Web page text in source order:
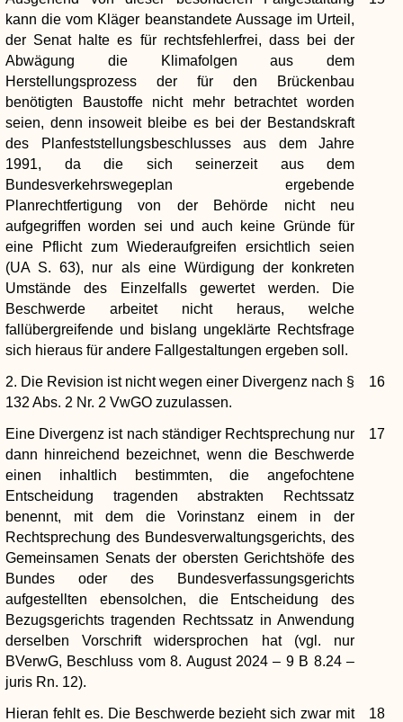
kann die vom Kläger beanstandete Aussage im Urteil,
der Senat halte es für rechtsfehlerfrei, dass bei der
Abwägung die Klimafolgen aus dem
Herstellungsprozess der für den Brückenbau
benötigten Baustoffe nicht mehr betrachtet worden
seien, denn insoweit bleibe es bei der Bestandskraft
des Planfeststellungsbeschlusses aus dem Jahre
1991, da die sich seinerzeit aus dem
Bundesverkehrswegeplan ergebende
Planrechtfertigung von der Behörde nicht neu
aufgegriffen worden sei und auch keine Gründe für
eine Pflicht zum Wiederaufgreifen ersichtlich seien
(UA S. 63), nur als eine Würdigung der konkreten
Umstände des Einzelfalls gewertet werden. Die
Beschwerde arbeitet nicht heraus, welche
fallübergreifende und bislang ungeklärte Rechtsfrage
sich hieraus für andere Fallgestaltungen ergeben soll.
16
2. Die Revision ist nicht wegen einer Divergenz nach §
132 Abs. 2 Nr. 2 VwGO zuzulassen.
17
Eine Divergenz ist nach ständiger Rechtsprechung nur
dann hinreichend bezeichnet, wenn die Beschwerde
einen inhaltlich bestimmten, die angefochtene
Entscheidung tragenden abstrakten Rechtssatz
benennt, mit dem die Vorinstanz einem in der
Rechtsprechung des Bundesverwaltungsgerichts, des
Gemeinsamen Senats der obersten Gerichtshöfe des
Bundes oder des Bundesverfassungsgerichts
aufgestellten ebensolchen, die Entscheidung des
Bezugsgerichts tragenden Rechtssatz in Anwendung
derselben Vorschrift widersprochen hat (vgl. nur
BVerwG, Beschluss vom 8. August 2024 – 9 B 8.24 –
juris Rn. 12).
18
Hieran fehlt es. Die Beschwerde bezieht sich zwar mit